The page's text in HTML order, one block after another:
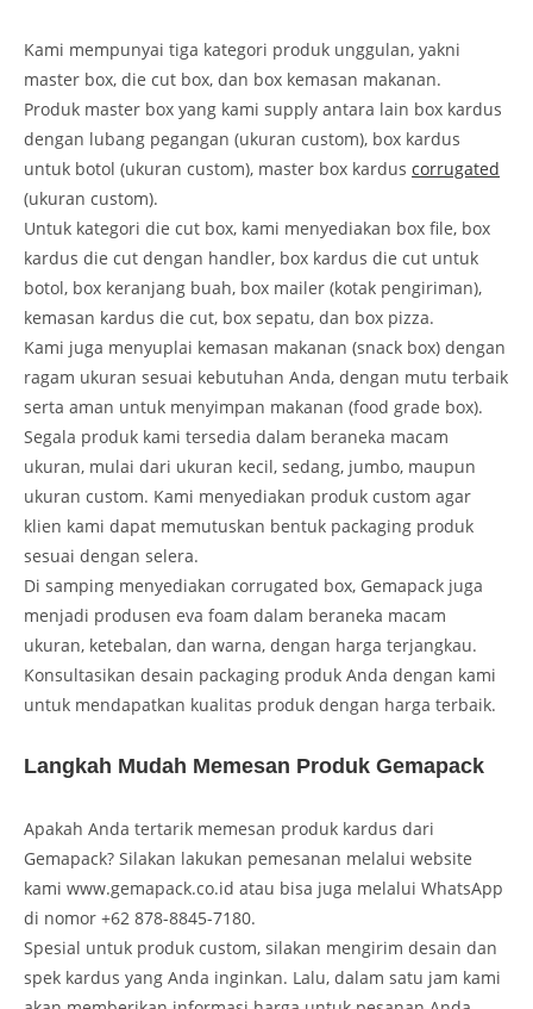
Kami mempunyai tiga kategori produk unggulan, yakni
master box, die cut box, dan box kemasan makanan.
Produk master box yang kami supply antara lain box kardus
dengan lubang pegangan (ukuran custom), box kardus
untuk botol (ukuran custom), master box kardus corrugated
(ukuran custom).
Untuk kategori die cut box, kami menyediakan box file, box
kardus die cut dengan handler, box kardus die cut untuk
botol, box keranjang buah, box mailer (kotak pengiriman),
kemasan kardus die cut, box sepatu, dan box pizza.
Kami juga menyuplai kemasan makanan (snack box) dengan
ragam ukuran sesuai kebutuhan Anda, dengan mutu terbaik
serta aman untuk menyimpan makanan (food grade box).
Segala produk kami tersedia dalam beraneka macam
ukuran, mulai dari ukuran kecil, sedang, jumbo, maupun
ukuran custom. Kami menyediakan produk custom agar
klien kami dapat memutuskan bentuk packaging produk
sesuai dengan selera.
Di samping menyediakan corrugated box, Gemapack juga
menjadi produsen eva foam dalam beraneka macam
ukuran, ketebalan, dan warna, dengan harga terjangkau.
Konsultasikan desain packaging produk Anda dengan kami
untuk mendapatkan kualitas produk dengan harga terbaik.
Langkah Mudah Memesan Produk Gemapack
Apakah Anda tertarik memesan produk kardus dari
Gemapack? Silakan lakukan pemesanan melalui website
kami www.gemapack.co.id atau bisa juga melalui WhatsApp
di nomor +62 878-8845-7180.
Spesial untuk produk custom, silakan mengirim desain dan
spek kardus yang Anda inginkan. Lalu, dalam satu jam kami